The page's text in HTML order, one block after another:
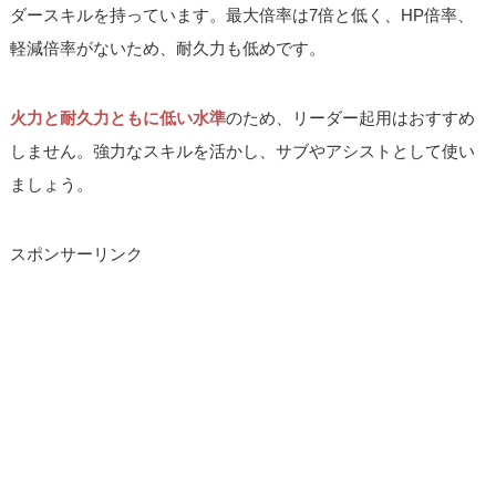
ダースキルを持っています。最大倍率は7倍と低く、HP倍率、
軽減倍率がないため、耐久力も低めです。
火力と耐久力ともに低い水準のため、リーダー起用はおすすめ
しません。強力なスキルを活かし、サブやアシストとして使い
ましょう。
スポンサーリンク